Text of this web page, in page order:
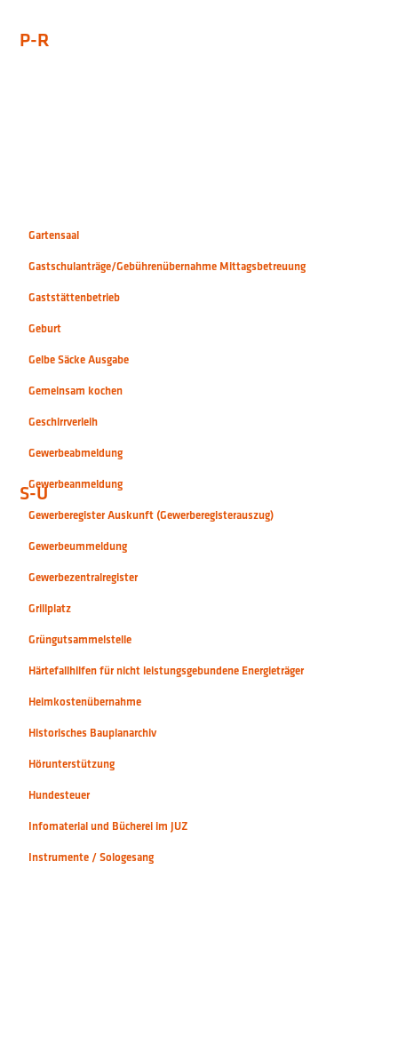
Gartensaal
Gastschulanträge/Gebührenübernahme Mittagsbetreuung
Gaststättenbetrieb
Geburt
Gelbe Säcke Ausgabe
Gemeinsam kochen
Geschirrverleih
Gewerbeabmeldung
Gewerbeanmeldung
Gewerberegister Auskunft (Gewerberegisterauszug)
Gewerbeummeldung
Gewerbezentralregister
Grillplatz
Grüngutsammelstelle
Härtefallhilfen für nicht leistungsgebundene Energieträger
Heimkostenübernahme
Historisches Bauplanarchiv
Hörunterstützung
Hundesteuer
Infomaterial und Bücherei im JUZ
Instrumente / Sologesang
P-R
S-U